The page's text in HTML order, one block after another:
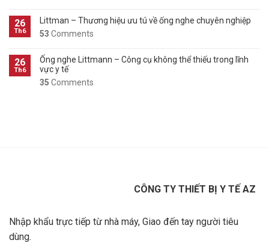
26
Th6
Littman – Thương hiệu ưu tú về ống nghe chuyên nghiệp
53 Comments
26
Th6
Ống nghe Littmann – Công cụ không thể thiếu trong lĩnh
vực y tế
35 Comments
CÔNG TY THIẾT BỊ Y TẾ AZ
Nhập khẩu trực tiếp từ nhà máy, Giao đến tay người tiêu
dùng.